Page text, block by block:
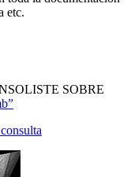
SOBRE